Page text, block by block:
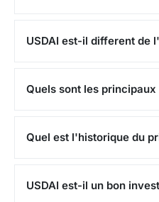
USDAI est-il different de
Quels sont les principaux
Quel est l'historique du
USDAI est-il un bon